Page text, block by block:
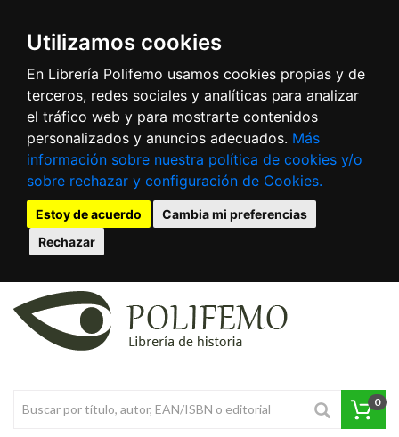
Utilizamos cookies
En Librería Polifemo usamos cookies propias y de
terceros, redes sociales y analíticas para analizar
el tráfico web y para mostrarte contenidos
personalizados y anuncios adecuados. Más
información sobre nuestra política de cookies y/o
sobre rechazar y configuración de Cookies.
Estoy de acuerdo
Cambia mi preferencias
Rechazar
0